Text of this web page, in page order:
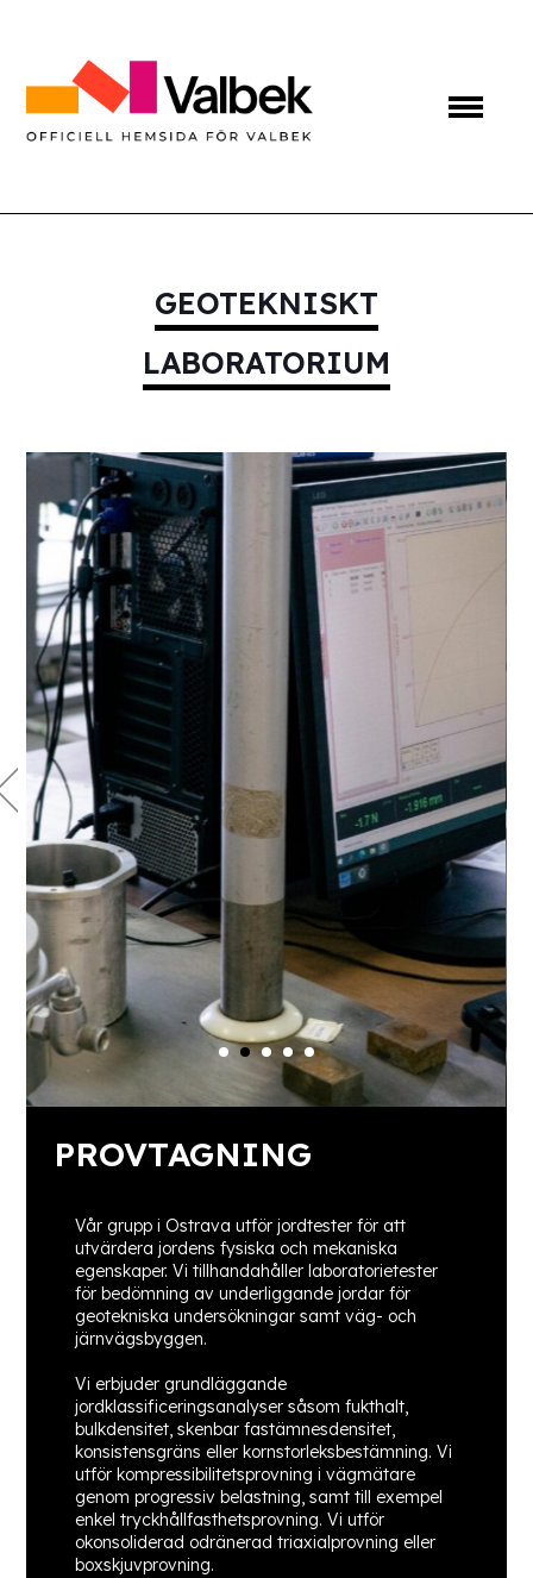
GEOTEKNISKT
LABORATORIUM
PROVTAGNING
Vår grupp i Ostrava utför jordtester för att
utvärdera jordens fysiska och mekaniska
egenskaper. Vi tillhandahåller laboratorietester
för bedömning av underliggande jordar för
geotekniska undersökningar samt väg- och
järnvägsbyggen.
Vi erbjuder grundläggande
jordklassificeringsanalyser såsom fukthalt,
bulkdensitet, skenbar fastämnesdensitet,
konsistensgräns eller kornstorleksbestämning. Vi
utför kompressibilitetsprovning i vägmätare
genom progressiv belastning, samt till exempel
enkel tryckhållfasthetsprovning. Vi utför
okonsoliderad odränerad triaxialprovning eller
boxskjuvprovning.